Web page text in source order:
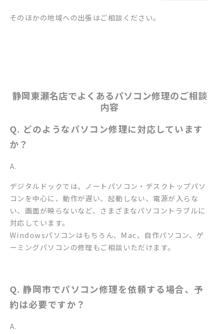
そのほかの地域への出張はご相談ください。
静岡東瀬名店でよくあるパソコン修理のご相談
内容
Q. どのようなパソコン修理に対応しています
か？
A.
デジタルドックでは、ノートパソコン・デスクトップパソ
コンを中心に、動作が遅い、起動しない、電源が入らな
い、画面が映らないなど、さまざまなパソコントラブルに
対応しています。
Windowsパソコンはもちろん、Mac、自作パソコン、ゲ
ーミングパソコンの修理もご相談いただけます。
Q. 静岡市でパソコン修理を依頼する場合、予
約は必要ですか？
A.